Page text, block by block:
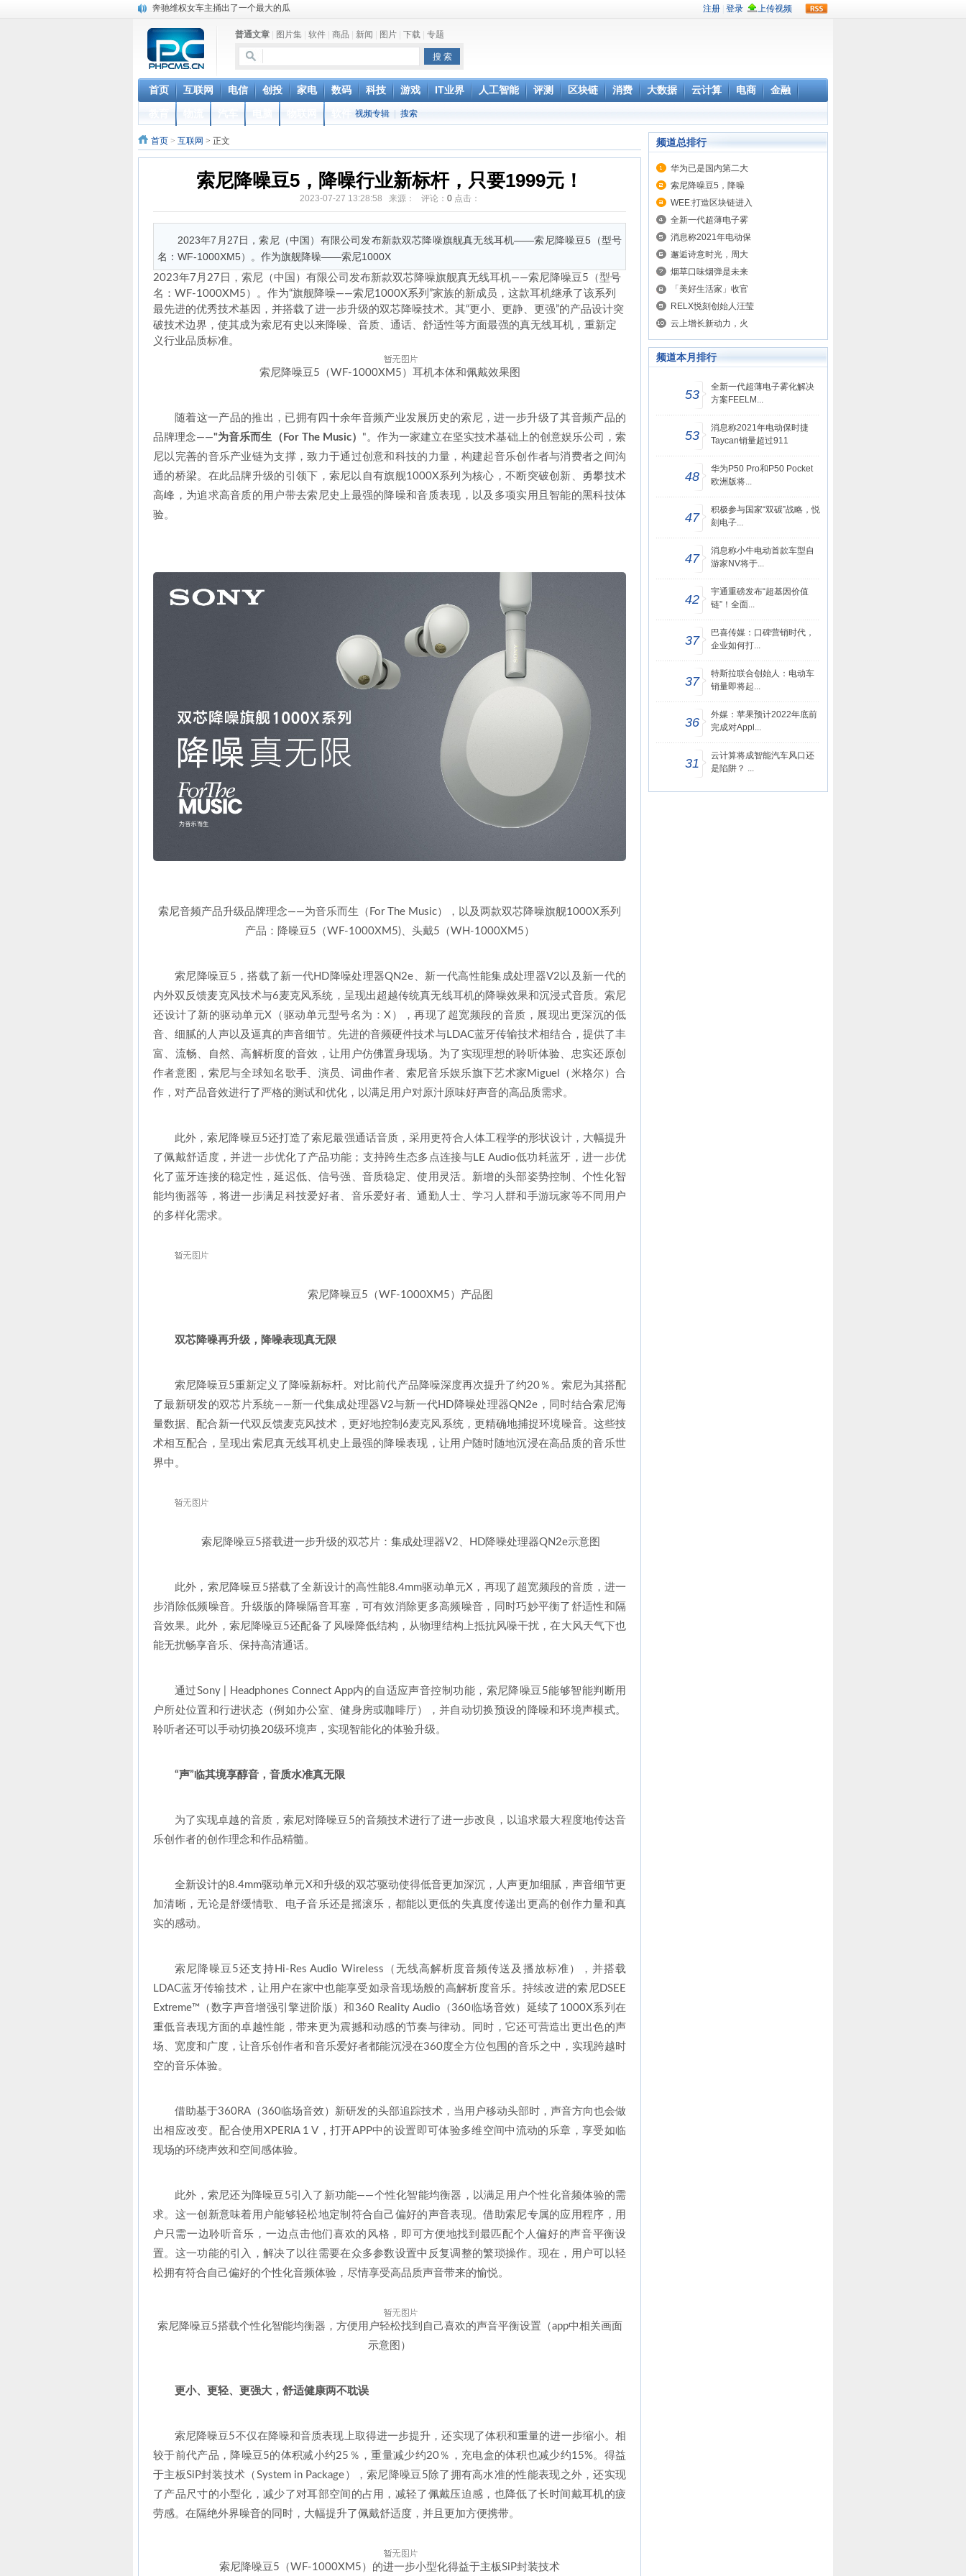
奔驰维权女车主捅出了一个最大的瓜
DS四款新能源车型上海车展亚洲首秀
苹果与高通和解 英特尔失去重要移动客户
小米高管：虽然高通与苹果和解，但5G iPhone最快明年下半年发布
iOS 13加入黑暗模式 多功能加持6月份见
高通与苹果达成和解，双方达成6年许可协议
元宇宙持续火热 应用爆发落地需实时网络支撑
山姆会员店APP默认五星好评被罚30万 涉不正当竞争
巴黎圣母院大火肆虐，人类文明的一场浩劫
普通文章 图片集 软件 商品 新闻 图片 下载 专题
首页 互联网 电信 创投 家电 数码 科技 游戏 IT业界 人工智能 评测 区块链 消费 大数据 云计算 电商 金融
视频专辑 搜索
首页 > 互联网 > 正文
索尼降噪豆5，降噪行业新标杆，只要1999元！
2023-07-27 13:28:58 来源： 评论： 0点击：
2023年7月27日，索尼（中国）有限公司发布新款双芯降噪旗舰真无线耳机——索尼降噪豆5（型号
名：WF-1000XM5）。作为旗舰降噪——索尼1000X
2023年7月27日，索尼（中国）有限公司发布新款双芯降噪旗舰真无线耳机——索尼降噪豆5（型号
名：WF-1000XM5）。作为“旗舰降噪——索尼1000X系列”家族的新成员，这款耳机继承了该系列
最先进的优秀技术基因，并搭载了进一步升级的双芯降噪技术。其“更小、更静、更强”的产品设计突
破技术边界，使其成为索尼有史以来降噪、音质、通话、舒适性等方面最强的真无线耳机，重新定
义行业品质标准。
索尼降噪豆5（WF-1000XM5）耳机本体和佩戴效果图
随着这一产品的推出，已拥有四十余年音频产业发展历史的索尼，进一步升级了其音频产品的
品牌理念——"为音乐而生（For The Music） "。作为一家建立在坚实技术基础上的创意娱乐公司，索
尼以完善的音乐产业链为支撑，致力于通过创意和科技的力量，构建起音乐创作者与消费者之间沟
通的桥梁。在此品牌升级的引领下，索尼以自有旗舰1000X系列为核心，不断突破创新、勇攀技术
高峰，为追求高音质的用户带去索尼史上最强的降噪和音质表现，以及多项实用且智能的黑科技体
验。
索尼音频产品升级品牌理念——为音乐而生（For The Music），以及两款双芯降噪旗舰1000X系列
产品：降噪豆5（WF-1000XM5)、头戴5（WH-1000XM5）
索尼降噪豆5，搭载了新一代HD降噪处理器QN2e、新一代高性能集成处理器V2以及新一代的
内外双反馈麦克风技术与6麦克风系统，呈现出超越传统真无线耳机的降噪效果和沉浸式音质。索尼
还设计了新的驱动单元X（驱动单元型号名为：X），再现了超宽频段的音质，展现出更深沉的低
音、细腻的人声以及逼真的声音细节。先进的音频硬件技术与LDAC蓝牙传输技术相结合，提供了丰
富、流畅、自然、高解析度的音效，让用户仿佛置身现场。为了实现理想的聆听体验、忠实还原创
作者意图，索尼与全球知名歌手、演员、词曲作者、索尼音乐娱乐旗下艺术家Miguel（米格尔）合
作，对产品音效进行了严格的测试和优化，以满足用户对原汁原味好声音的高品质需求。
此外，索尼降噪豆5还打造了索尼最强通话音质，采用更符合人体工程学的形状设计，大幅提升
了佩戴舒适度，并进一步优化了产品功能；支持跨生态多点连接与LE Audio低功耗蓝牙，进一步优
化了蓝牙连接的稳定性，延迟低、信号强、音质稳定、使用灵活。新增的头部姿势控制、个性化智
能均衡器等，将进一步满足科技爱好者、音乐爱好者、通勤人士、学习人群和手游玩家等不同用户
的多样化需求。
索尼降噪豆5（WF-1000XM5）产品图
双芯降噪再升级，降噪表现真无限
索尼降噪豆5重新定义了降噪新标杆。对比前代产品降噪深度再次提升了约20％。索尼为其搭配
了最新研发的双芯片系统——新一代集成处理器V2与新一代HD降噪处理器QN2e，同时结合索尼海
量数据、配合新一代双反馈麦克风技术，更好地控制6麦克风系统，更精确地捕捉环境噪音。这些技
术相互配合，呈现出索尼真无线耳机史上最强的降噪表现，让用户随时随地沉浸在高品质的音乐世
界中。
索尼降噪豆5搭载进一步升级的双芯片：集成处理器V2、HD降噪处理器QN2e示意图
此外，索尼降噪豆5搭载了全新设计的高性能8.4mm驱动单元X，再现了超宽频段的音质，进一
步消除低频噪音。升级版的降噪隔音耳塞，可有效消除更多高频噪音，同时巧妙平衡了舒适性和隔
音效果。此外，索尼降噪豆5还配备了风噪降低结构，从物理结构上抵抗风噪干扰，在大风天气下也
能无扰畅享音乐、保持高清通话。
通过Sony | Headphones Connect App内的自适应声音控制功能，索尼降噪豆5能够智能判断用
户所处位置和行进状态（例如办公室、健身房或咖啡厅），并自动切换预设的降噪和环境声模式。
聆听者还可以手动切换20级环境声，实现智能化的体验升级。
“声”临其境享醇音，音质水准真无限
为了实现卓越的音质，索尼对降噪豆5的音频技术进行了进一步改良，以追求最大程度地传达音
乐创作者的创作理念和作品精髓。
全新设计的8.4mm驱动单元X和升级的双芯驱动使得低音更加深沉，人声更加细腻，声音细节更
加清晰，无论是舒缓情歌、电子音乐还是摇滚乐，都能以更低的失真度传递出更高的创作力量和真
实的感动。
索尼降噪豆5还支持Hi-Res Audio Wireless（无线高解析度音频传送及播放标准），并搭载
LDAC蓝牙传输技术，让用户在家中也能享受如录音现场般的高解析度音乐。持续改进的索尼DSEE
Extreme™（数字声音增强引擎进阶版）和360 Reality Audio（360临场音效）延续了1000X系列在
重低音表现方面的卓越性能，带来更为震撼和动感的节奏与律动。同时，它还可营造出更出色的声
场、宽度和广度，让音乐创作者和音乐爱好者都能沉浸在360度全方位包围的音乐之中，实现跨越时
空的音乐体验。
借助基于360RA（360临场音效）新研发的头部追踪技术，当用户移动头部时，声音方向也会做
出相应改变。配合使用XPERIA 1 V，打开APP中的设置即可体验多维空间中流动的乐章，享受如临
现场的环绕声效和空间感体验。
此外，索尼还为降噪豆5引入了新功能——个性化智能均衡器，以满足用户个性化音频体验的需
求。这一创新意味着用户能够轻松地定制符合自己偏好的声音表现。借助索尼专属的应用程序，用
户只需一边聆听音乐，一边点击他们喜欢的风格，即可方便地找到最匹配个人偏好的声音平衡设
置。这一功能的引入，解决了以往需要在众多参数设置中反复调整的繁琐操作。现在，用户可以轻
松拥有符合自己偏好的个性化音频体验，尽情享受高品质声音带来的愉悦。
索尼降噪豆5搭载个性化智能均衡器，方便用户轻松找到自己喜欢的声音平衡设置（app中相关画面
示意图）
更小、更轻、更强大，舒适健康两不耽误
索尼降噪豆5不仅在降噪和音质表现上取得进一步提升，还实现了体积和重量的进一步缩小。相
较于前代产品，降噪豆5的体积减小约25％，重量减少约20％，充电盒的体积也减少约15%。得益
于主板SiP封装技术（System in Package），索尼降噪豆5除了拥有高水准的性能表现之外，还实现
了产品尺寸的小型化，减少了对耳部空间的占用，减轻了佩戴压迫感，也降低了长时间戴耳机的疲
劳感。在隔绝外界噪音的同时，大幅提升了佩戴舒适度，并且更加方便携带。
索尼降噪豆5（WF-1000XM5）的进一步小型化得益于主板SiP封装技术
频道总排行
华为已是国内第二大
索尼降噪豆5，降噪
WEE:打造区块链进入
全新一代超薄电子雾
消息称2021年电动保
邂逅诗意时光，周大
烟草口味烟弹是未来
「美好生活家」收官
RELX悦刻创始人汪莹
云上增长新动力，火
频道本月排行
53
全新一代超薄电子雾化解决
方案FEELM...
53
消息称2021年电动保时捷
Taycan销量超过911
48
华为P50 Pro和P50 Pocket
欧洲版将...
47
积极参与国家“双碳”战略，悦
刻电子...
47
消息称小牛电动首款车型自
游家NV将于...
42
宇通重磅发布“超基因价值
链”！全面...
37
巴喜传媒：口碑营销时代，
企业如何打...
37
特斯拉联合创始人：电动车
销量即将起...
36
外媒：苹果预计2022年底前
完成对Appl...
31
云计算将成智能汽车风口还
是陷阱？ ...